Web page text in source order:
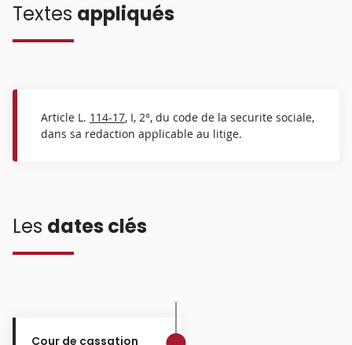
Textes appliqués
Article L. 114-17, I, 2°, du code de la securite sociale,
dans sa redaction applicable au litige.
Les dates clés
Cour de cassation